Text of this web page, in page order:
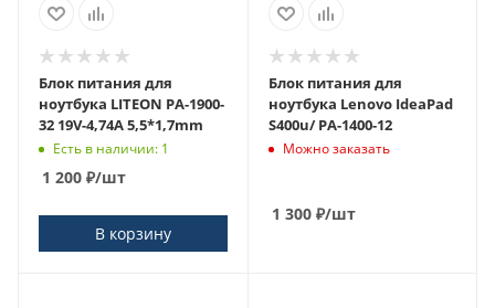
Блок питания для
ноутбука LITEON PA-1900-
32 19V-4,74A 5,5*1,7mm
Есть в наличии: 1
1 200 ₽/шт
В корзину
Блок питания для
ноутбука Lenovo IdeaPad
S400u/ PA-1400-12
Можно заказать
1 300₽/шт